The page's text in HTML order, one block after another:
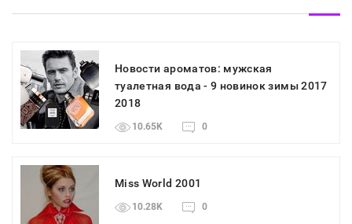
Новости ароматов: мужская
туалетная вода - 9 новинок зимы 2017
2018
10.65K 0
Miss World 2001
10.28K 0